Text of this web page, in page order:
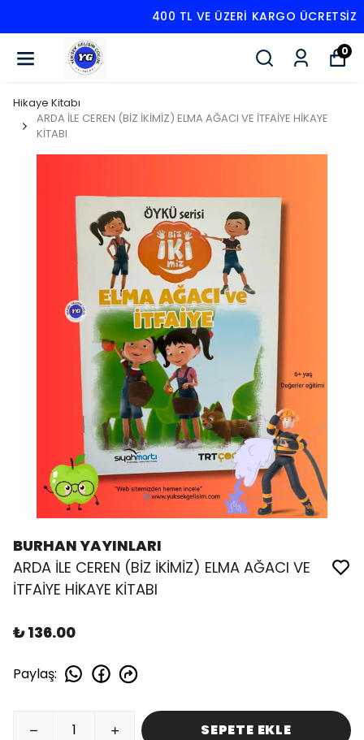
400 TL VE ÜZERI KARGO ÜCRETSIZ
0
Hikaye Kitabı
ARDA İLE CEREN (BİZ İKİMİZ) ELMA AĞACI VE İTFAİYE HİKAYE
KİTABI
BURHAN YAYINLARI
ARDA İLE CEREN (BİZ İKİMİZ) ELMA AĞACI VE
İTFAİYE HİKAYE KİTABI
₺ 136.00
Paylaş:
SEPETE EKLE